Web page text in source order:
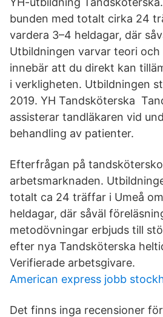
bunden med totalt cirka 24
vardera 3–4 heldagar, där
Utbildningen varvar teori
innebär att du direkt kan
i verkligheten. Utbildningen
2019. YH Tandsköterska
assisterar tandläkaren vid
behandling av patienter.
Efterfrågan på
arbetsmarknaden.
totalt ca 24 träffar i Umeå
heldagar, där såväl
metodövningar erbjuds till
efter nya Tandsköterska
Verifierade arbetsgivare.
American express jobb
Det finns inga recensioner